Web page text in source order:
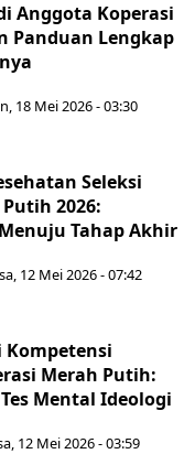
Anggota Koperasi
Panduan Lengkap
18 Mei 2026 - 03:30
Seleksi
2026:
Tahap Akhir
12 Mei 2026 - 07:42
Kompetensi
Merah Putih:
Mental Ideologi
12 Mei 2026 - 03:59